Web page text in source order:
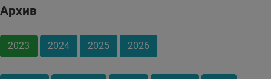
Архив
2023 2024 2025 2026